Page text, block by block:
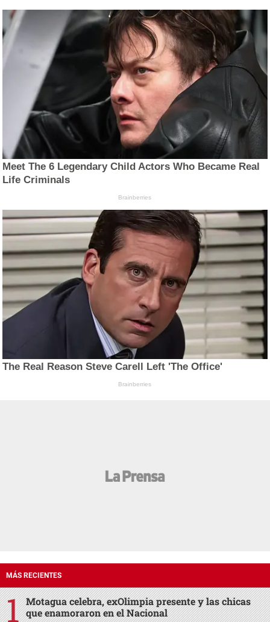
Meet The 6 Legendary Child Actors Who Became Real
Life Criminals
Brainberries
The Real Reason Steve Carell Left 'The Office'
Brainberries
MÁS RECIENTES
Motagua celebra, exOlimpia presente y las chicas
que enamoraron en el Nacional